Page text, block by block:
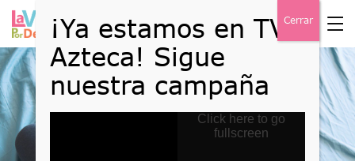
Click here to go
fullscreen